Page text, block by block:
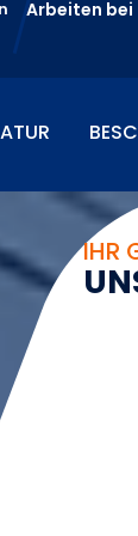
Arbeiten bei
IHR
UN